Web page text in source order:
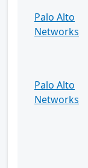
Palo Alto
Networks
Palo Alto
Networks